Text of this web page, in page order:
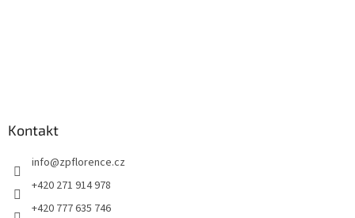
Kontakt
info@zpflorence.cz
+420 271 914 978
+420 777 635 746